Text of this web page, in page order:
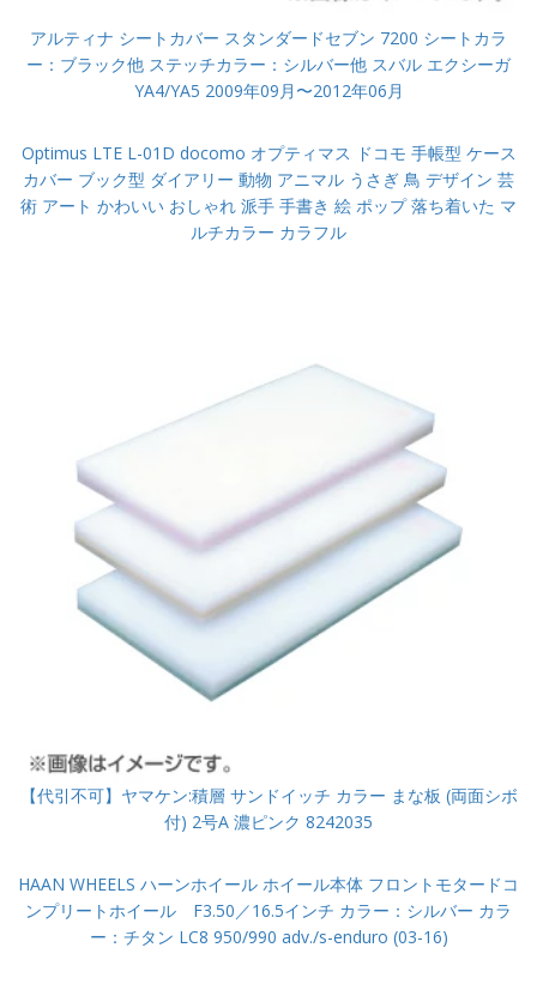
アルティナ シートカバー スタンダードセブン 7200 シートカラ
ー：ブラック他 ステッチカラー：シルバー他 スバル エクシーガ
YA4/YA5 2009年09月〜2012年06月
Optimus LTE L-01D docomo オプティマス ドコモ 手帳型 ケース
カバー ブック型 ダイアリー 動物 アニマル うさぎ 鳥 デザイン 芸
術 アート かわいい おしゃれ 派手 手書き 絵 ポップ 落ち着いた マ
ルチカラー カラフル
【代引不可】ヤマケン:積層 サンドイッチ カラー まな板 (両面シボ
付) 2号A 濃ピンク 8242035
HAAN WHEELS ハーンホイール ホイール本体 フロントモタードコ
ンプリートホイール F3.50／16.5インチ カラー：シルバー カラ
ー：チタン LC8 950/990 adv./s-enduro (03-16)